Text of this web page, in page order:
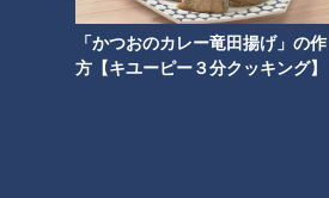
「かつおのカレー竜田揚げ」の作
方【キユーピー３分クッキング】